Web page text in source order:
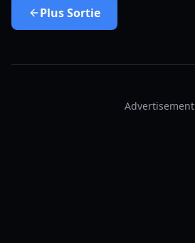
PlusSortie
Advertisement